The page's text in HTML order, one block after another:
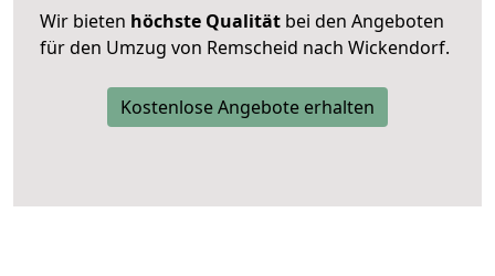
Wir bieten höchste Qualität bei den Angeboten
für den Umzug von Remscheid nach Wickendorf.
Kostenlose Angebote erhalten